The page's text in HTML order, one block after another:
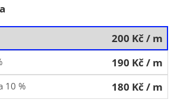
200 Kč/ m
190 Kč/ m
10 % 180 Kč/ m